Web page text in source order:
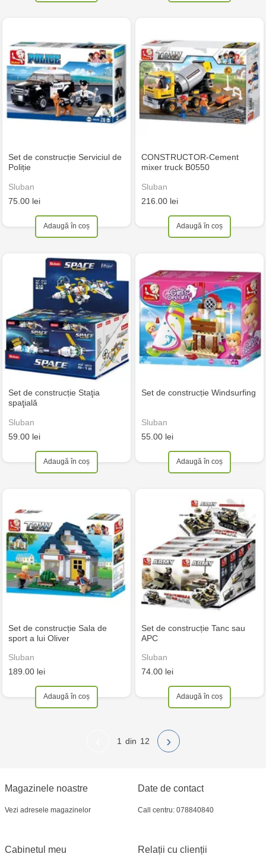
Set de construcție Serviciul de
Poliție
Sluban
75.00 lei
Adaugă în coș
CONSTRUCTOR-Cement
mixer truck B0550
Sluban
216.00 lei
Adaugă în coș
Set de construcție Staţia
spaţială
Sluban
59.00 lei
Adaugă în coș
Set de construcție Windsurfing
Sluban
55.00 lei
Adaugă în coș
Set de construcție Sala de
sport a lui Oliver
Sluban
189.00 lei
Adaugă în coș
Set de construcție Tanc sau
APC
Sluban
74.00 lei
Adaugă în coș
1 12 ›
Magazinele noastre
Vezi adresele magazinelor
Relații cu clienții
Cabinetul meu
Date de contact
Call centru: 078840840